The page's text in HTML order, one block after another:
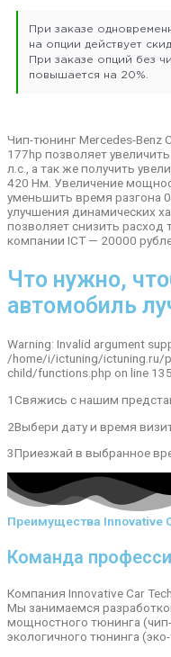
При заказе
на опции действует
При заказе опций без
повышается на 20%.
Чип-тюнинг Mercedes-Benz
177hp позволяет
л.с., а так же получить
420 Нм. Увеличение
уменьшить время разгона
улучшения динамических
позволяет снизить расход
компании ICT — 20000
Что нужно,
автомобиль
Warning: Invalid argument
/home/i/ictuning/ictuning.ru/
child/functions.php on line 135
1Свяжись с нашим
2Выбери дату и время
3Приезжай в выбранное
Преимущества Innovative
Команда
Компания Innovative Car
Мы занимаемся
мощностного тюнинга
экологичного тюнинга